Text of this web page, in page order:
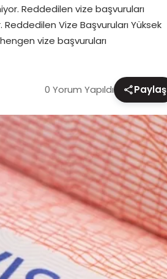
Reddedilen vize başvuruları
Vize Başvuruları Yüksek
vize başvuruları
0 Yorum Yapıldı Paylaş